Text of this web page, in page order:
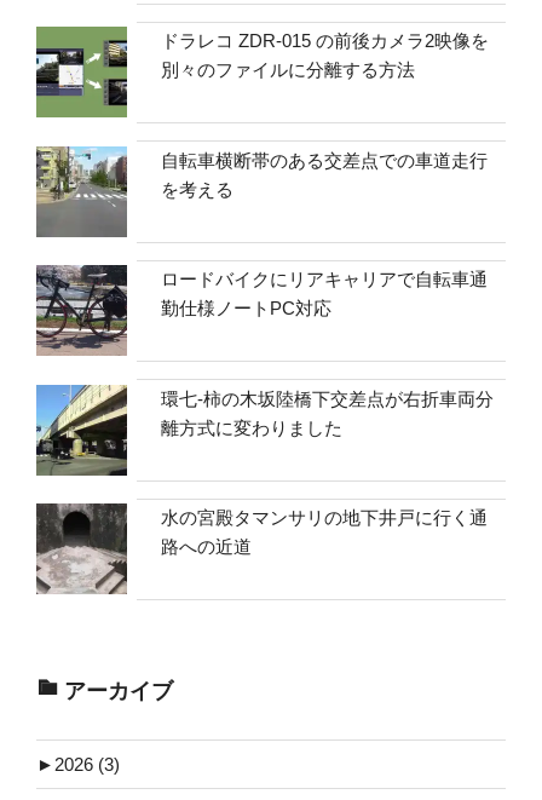
ドラレコ ZDR-015 の前後カメラ2映像を
別々のファイルに分離する方法
自転車横断帯のある交差点での車道走行
を考える
ロードバイクにリアキャリアで自転車通
勤仕様ノートPC対応
環七-柿の木坂陸橋下交差点が右折車両分
離方式に変わりました
水の宮殿タマンサリの地下井戸に行く通
路への近道
アーカイブ
► 2026 (3)